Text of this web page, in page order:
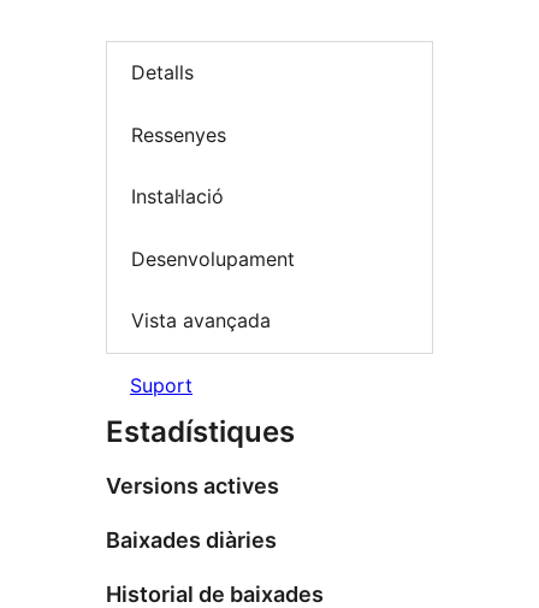
Detalls
Ressenyes
Instal·lació
Desenvolupament
Vista avançada
Suport
Estadístiques
Versions actives
Baixades diàries
Historial de baixades